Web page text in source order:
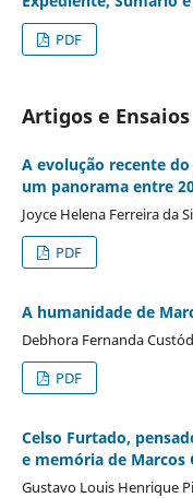
PDF
Artigos e Ensaios
A evolução recente
um panorama entre
Joyce Helena Ferreira da
PDF
A humanidade de
Debhora Fernanda
PDF
Celso Furtado,
e memória de Marcos
Gustavo Louis Henrique